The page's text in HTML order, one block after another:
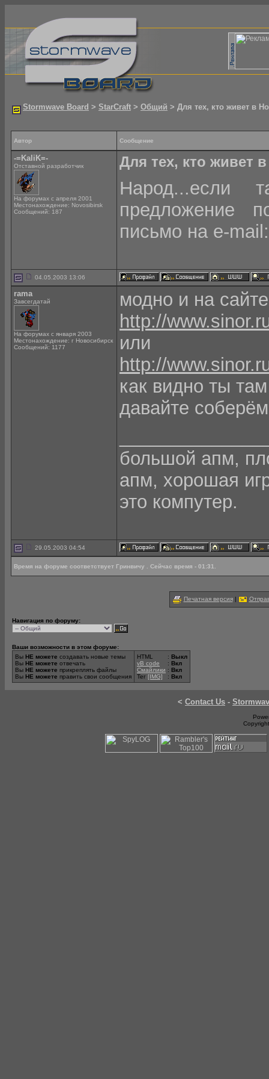
Stormwave Board > StarCraft > Общий > Для тех, кто живет в
Автор Сообщение
-=KaliK=-
Отставной разработчик
На форумах с апреля 2001
Местонахождение: Novosibirsk
Сообщений: 187
Для тех, кто живет
Народ...если
предложение
письмо на e-
04.05.2003 13:06
rama
Завсегдатай
На форумах с января 2003
Местонахождение: г Новосибирск
Сообщений: 1177
модно и на
http://
или
http://
как видно ты
давайте
большой апм,
апм, хорошая
это компутер.
29.05.2003 04:54
Время на форуме соответствует Гринвичу . Сейчас время - 01:31.
Печатная версия|
Навигация по форуму:
Ваши возможности в этом форуме:
Вы НЕ можете создавать новые темы
Вы НЕ можете отвечать
Вы НЕ можете прикреплять файлы
Вы НЕ можете править свои сообщения
HTML
vB code
Смайлики
Тег [IMG]
: Выкл
: Вкл
: Вкл
: Вкл
< Contact Us -